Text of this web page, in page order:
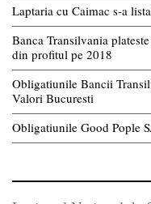
Laptaria cu Caimac s-a
Banca Transilvania
din profitul pe 2018
Obligatiunile Bancii
Valori Bucuresti
Obligatiunile Good Pople